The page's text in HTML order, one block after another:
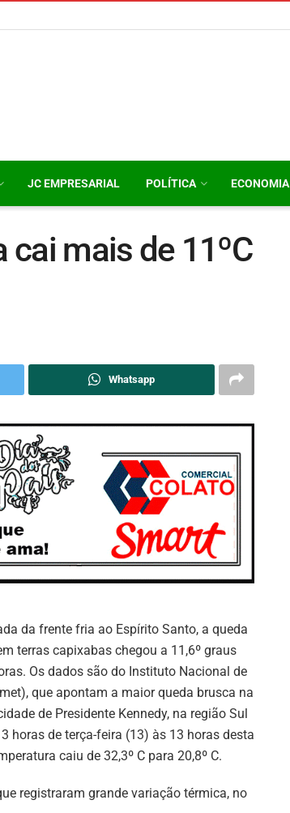
JC EMPRESARIAL POLÍTICA ECONOMIA
cai mais de 11ºC
Whatsapp
da frente fria ao Espírito Santo, a queda
terras capixabas chegou a 11,6º graus
Os dados são do Instituto Nacional de
que apontam a maior queda brusca na
de Presidente Kennedy, na região Sul
horas de terça-feira (13) às 13 horas desta
caiu de 32,3º C para 20,8º C.
registraram grande variação térmica, no